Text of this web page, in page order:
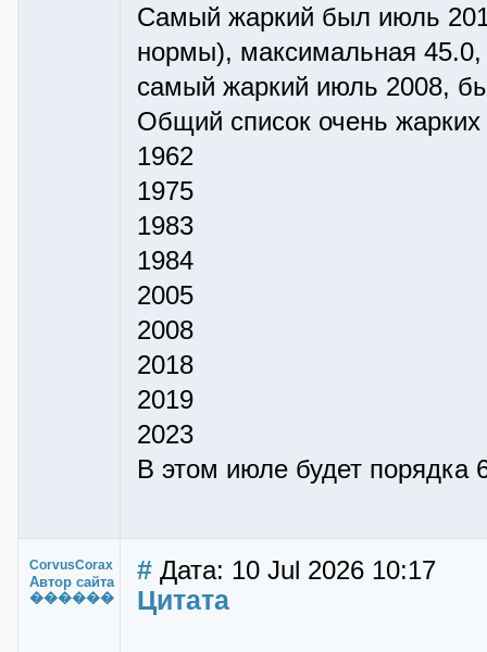
Самый жаркий был июль
нормы), максимальная
самый жаркий июль 2008,
Общий список очень
1962
1975
1983
1984
2005
2008
2018
2019
2023
В этом июле будет порядка
CorvusCorax
Автор сайта
������
# Дата: 10 Jul 2026 10:17
Цитата